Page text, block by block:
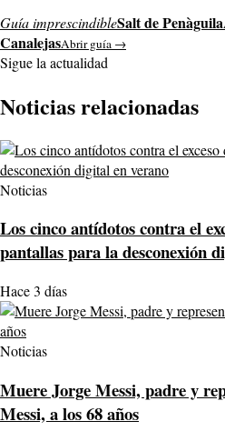
Guía imprescindibleSalt de Penàguila
CanalejasAbrir guía →
Sigue la actualidad
Noticias relacionadas
Noticias
Los cinco antídotos contra el
pantallas para la desconexión
Hace 3 días
Noticias
Muere Jorge Messi, padre y
Messi, a los 68 años